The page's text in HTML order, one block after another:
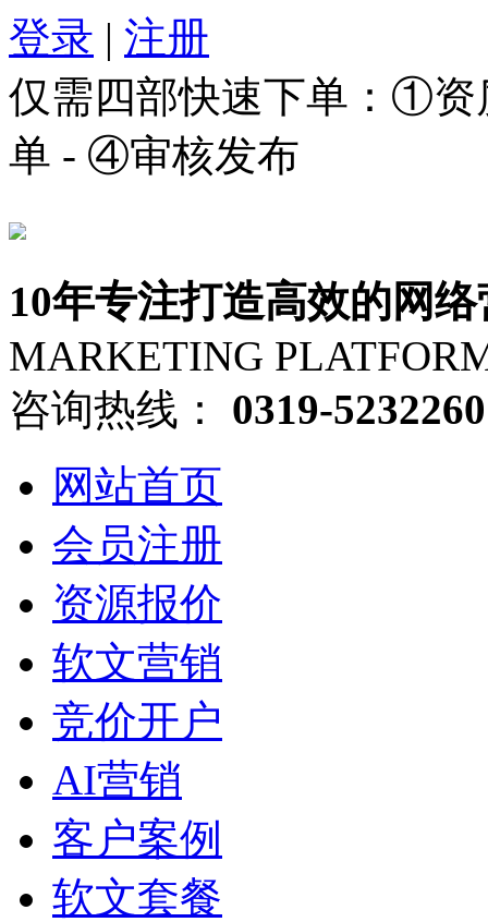
登录 | 注册
仅需四部快速下单：①
单 - ④审核发布
10年专注打造高效的网
MARKETING
咨询热线：
0319-5232260
网站首页
会员注册
资源报价
软文营销
竞价开户
AI营销
客户案例
软文套餐